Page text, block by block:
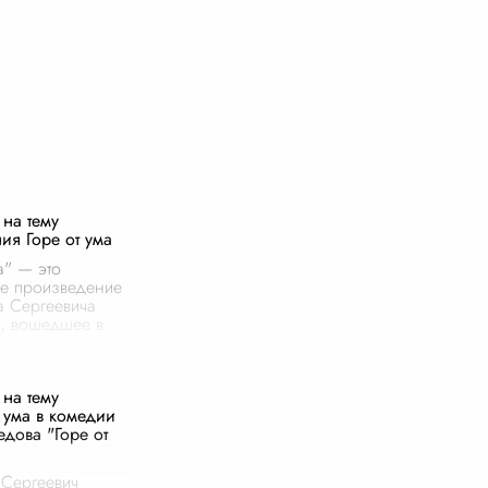
тему
Горе от ума
— это
произведение
вошедшее в
в
тему
в комедии
"Горе от